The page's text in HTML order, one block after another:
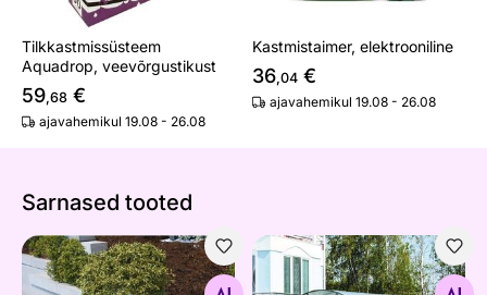
Tilkkastmissüsteem
Aquadrop, veevõrgustikust
59,68 €
ajavahemikul 19.08 - 26.08
Kastmistaimer, elektrooniline
36,04 €
ajavahemikul 19.08 - 26.08
Sarnased tooted
Kastmispadi Kasvuhoone Kolmene